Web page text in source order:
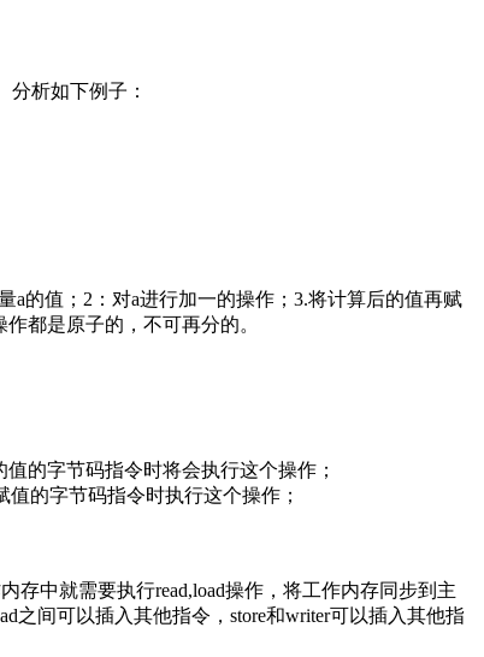
析如下例子：
a的值；2：对a进行加一的操作；3.将计算后的值再赋
都是原子的，不可再分的。
的字节码指令时将会执行这个操作；
的字节码指令时执行这个操作；
中就需要执行read,load操作，将工作内存同步到主
之间可以插入其他指令，store和writer可以插入其他指